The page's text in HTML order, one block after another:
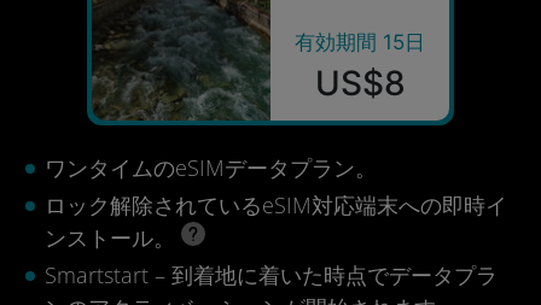
有効期間 15日
US$8
ワンタイムのeSIMデータプラン。
ロック解除されているeSIM対応端末への即時イ
ンストール。
Smartstart – 到着地に着いた時点でデータプラ